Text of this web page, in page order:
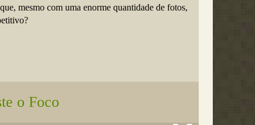
mesmo com uma enorme quantidade de fotos,
o Foco